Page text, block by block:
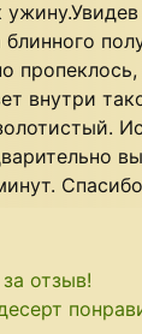
блинного
внутри
отзыв!